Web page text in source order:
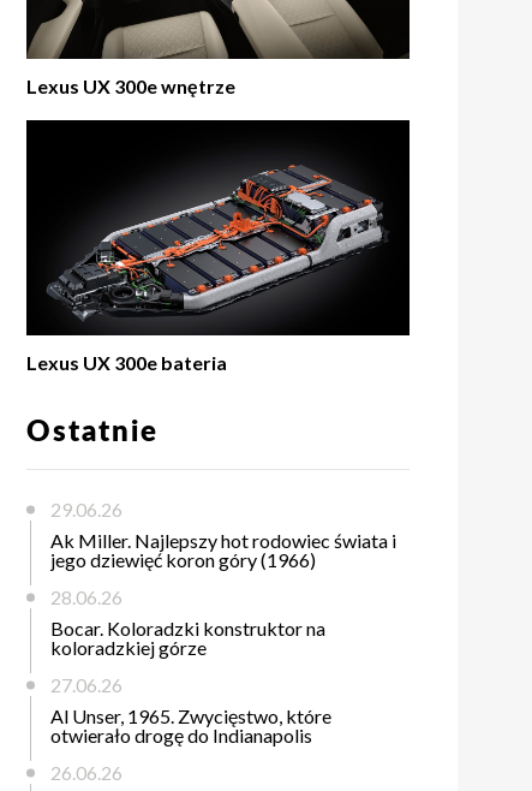
Lexus UX 300e wnętrze
Lexus UX 300e bateria
Ostatnie
29.06.26
Ak Miller. Najlepszy hot rodowiec świata i
jego dziewięć koron góry (1966)
28.06.26
Bocar. Koloradzki konstruktor na
koloradzkiej górze
27.06.26
Al Unser, 1965. Zwycięstwo, które
otwierało drogę do Indianapolis
26.06.26